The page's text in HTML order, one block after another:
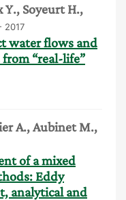
Y., Soyeurt H.,
2017
water flows and
from “real-life”
A., Aubinet M.,
of a mixed
Eddy
analytical and